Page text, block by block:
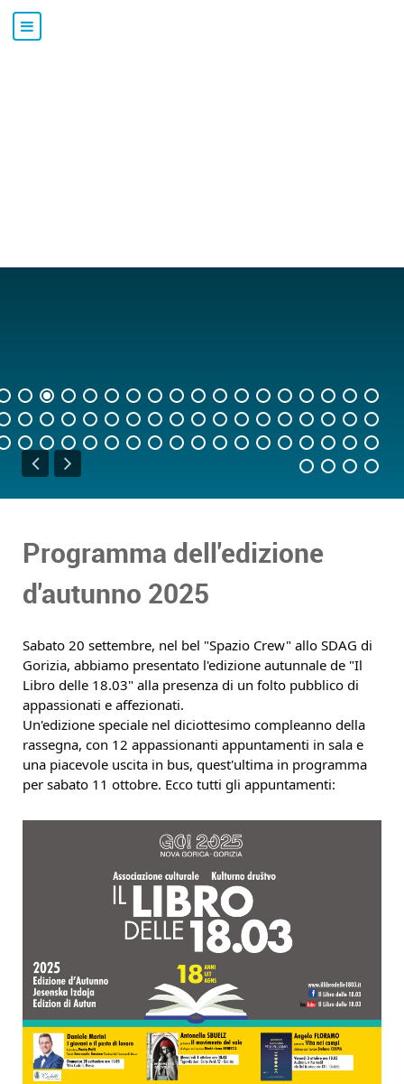
Programma dell'edizione
d'autunno 2025
Sabato 20 settembre, nel bel "Spazio Crew" allo SDAG di
Gorizia, abbiamo presentato l'edizione autunnale de "Il
Libro delle 18.03" alla presenza di un folto pubblico di
appassionati e affezionati.
Un'edizione speciale nel diciottesimo compleanno della
rassegna, con 12 appassionanti appuntamenti in sala e
una piacevole uscita in bus, quest'ultima in programma
per sabato 11 ottobre. Ecco tutti gli appuntamenti: